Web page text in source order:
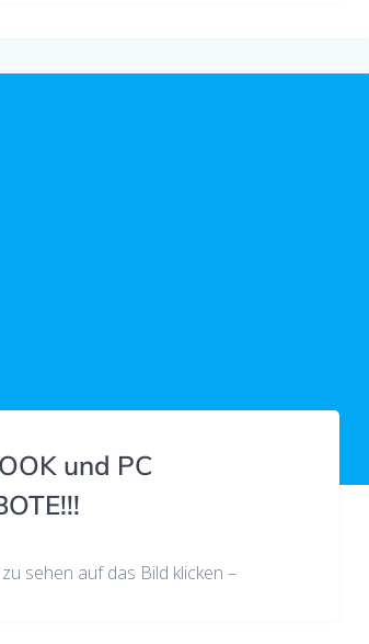
und PC
sehen auf das Bild klicken –